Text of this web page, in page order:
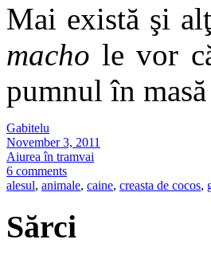
Mai există şi
macho le vor
pumnul în masă
Gabitelu
November 3, 2011
Aiurea în tramvai
6 comments
alesul, animale, caine, creasta de cocos,
Sărci